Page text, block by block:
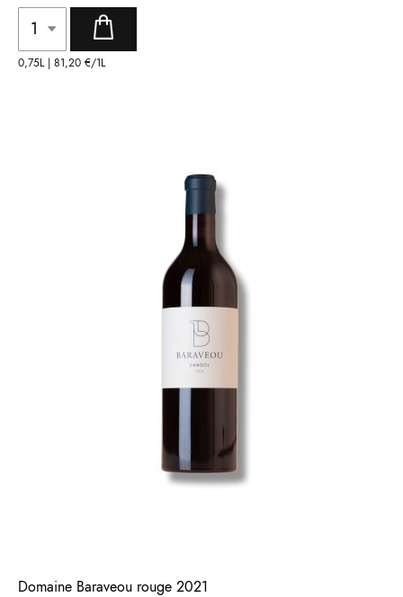
0,75L | 81,20 €/1L
Domaine Baraveou rouge 2021